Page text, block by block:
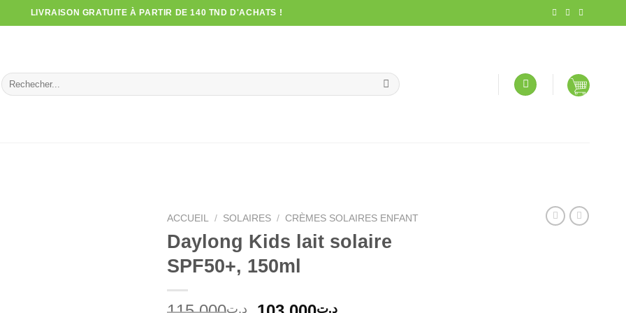
LIVRAISON GRATUITE À PARTIR DE 140 TND D'ACHATS !
Recherche
pour :
ACCUEIL / SOLAIRES / CRÈMES SOLAIRES ENFANT
Daylong Kids lait solaire
SPF50+, 150ml
د.ت د.ت